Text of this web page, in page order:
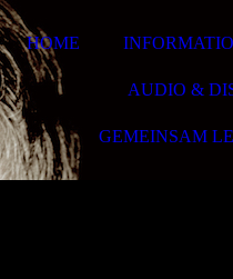
HOME
AUDIO &
GEMEINSAM